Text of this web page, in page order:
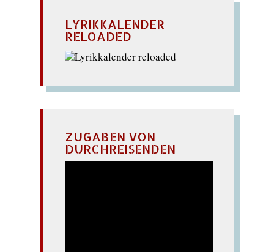
LYRIKKALENDER
RELOADED
ZUGABEN VON
DURCHREISENDEN